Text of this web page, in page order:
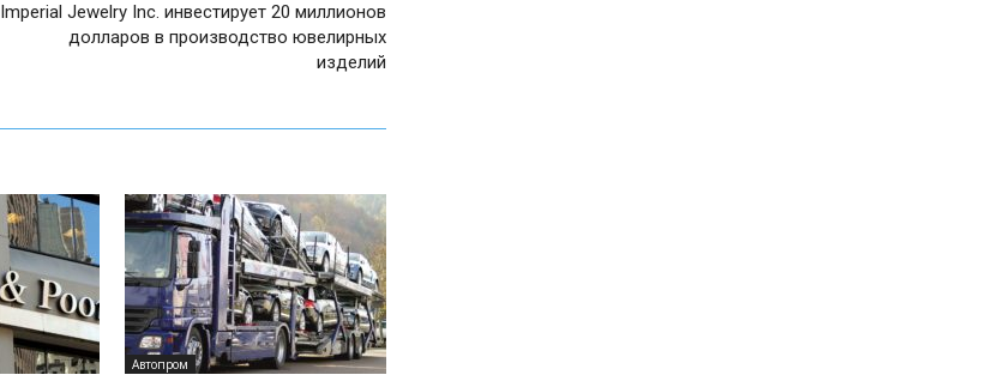
Imperial Jewelry Inc. инвестирует 20 миллионов
долларов в производство ювелирных
изделий
Автопром